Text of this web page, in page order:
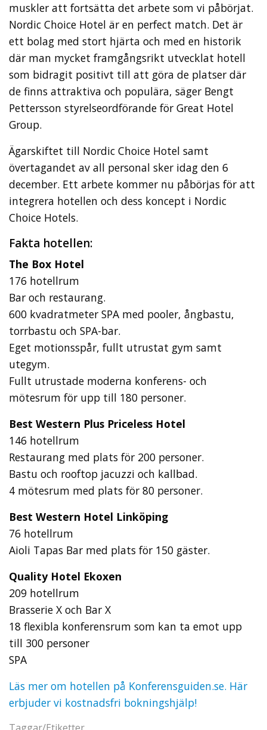
muskler att fortsätta det arbete som vi påbörjat.
Nordic Choice Hotel är en perfect match. Det är
ett bolag med stort hjärta och med en historik
där man mycket framgångsrikt utvecklat hotell
som bidragit positivt till att göra de platser där
de finns attraktiva och populära, säger Bengt
Pettersson styrelseordförande för Great Hotel
Group.
Ägarskiftet till Nordic Choice Hotel samt
övertagandet av all personal sker idag den 6
december. Ett arbete kommer nu påbörjas för att
integrera hotellen och dess koncept i Nordic
Choice Hotels.
Fakta hotellen:
The Box Hotel
176 hotellrum
Bar och restaurang.
600 kvadratmeter SPA med pooler, ångbastu,
torrbastu och SPA-bar.
Eget motionsspår, fullt utrustat gym samt
utegym.
Fullt utrustade moderna konferens- och
mötesrum för upp till 180 personer.
Best Western Plus Priceless Hotel
146 hotellrum
Restaurang med plats för 200 personer.
Bastu och rooftop jacuzzi och kallbad.
4 mötesrum med plats för 80 personer.
Best Western Hotel Linköping
76 hotellrum
Aioli Tapas Bar med plats för 150 gäster.
Quality Hotel Ekoxen
209 hotellrum
Brasserie X och Bar X
18 flexibla konferensrum som kan ta emot upp
till 300 personer
SPA
Läs mer om hotellen på Konferensguiden.se. Här
erbjuder vi kostnadsfri bokningshjälp!